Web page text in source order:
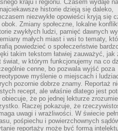
kraju i regionu. Czasem wydaje
historie dzieją się daleko,
niezwykłe opowieści kryją się
Zmiany społeczne, lokalne
zwykłych ludzi, pamięć dawnych
małych miast i wsi to tematy,
powiedzieć o społeczeństwie
takim tekstom łatwiej zauważyć, jak
świat, w którym funkcjonujemy na co
cenne, bo pozwala wyjść poza
myślenie o miejscach i
pozornie dobrze znamy. Reportaż
recept, ale właśnie dlatego jest
obiecuje, że po jednej lekturze
Raczej pokazuje, że
uwagi i wrażliwości. W świecie
pośpiechu i powierzchownych
reportaży może być formą